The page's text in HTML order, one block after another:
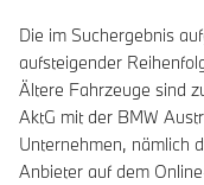
Die im Suchergebnis
aufsteigender
Ältere Fahrzeuge sind
AktG mit der BMW
Unternehmen, nämlich
Anbieter auf dem